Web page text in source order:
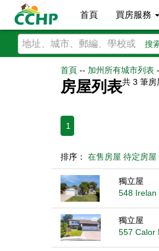
首頁 買房服務
搜
首頁 -- 加州所有城市列表
房屋列表共 3 筆房
1
排序： 在售房屋 待定房屋
獨立屋
548 Irelan
獨立屋
557 Calor